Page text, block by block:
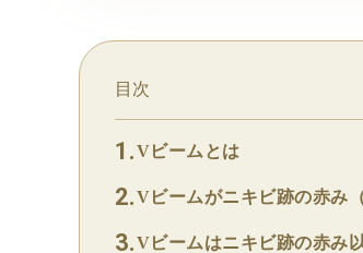
目次
Vビームとは
Vビームがニキビ跡の赤み
Vビームはニキビ跡の赤み